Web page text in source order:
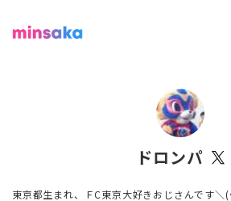
ドロンパ
東京都生まれ、ＦC東京大好きおじさんです